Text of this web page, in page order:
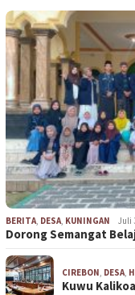
BERITA, DESA, KUNINGAN Juli
Dorong Semangat
CIREBON, DESA,
Kuwu